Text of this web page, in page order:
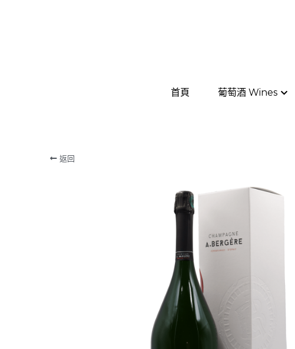
首頁 葡萄酒 Wines
首頁 葡萄酒 Wines
返回